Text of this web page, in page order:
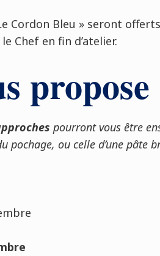
Cordon Bleu » seront
Chef en fin d’atelier.
propose
pourront vous être
pochage, ou celle d’une pâte